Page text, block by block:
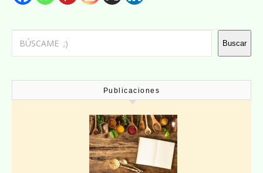
Buscar
Buscar
Publicaciones